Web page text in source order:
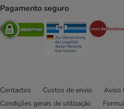
Pagamento seguro
Security Security
Contactos Custos de envio
Aviso
Condições gerais de utilização